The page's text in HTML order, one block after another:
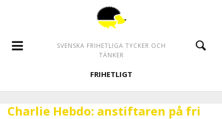
SVENSKA FRIHETLIGA TYCKER OCH
TÄNKER
FRIHETLIGT
Charlie Hebdo: anstiftaren på fri